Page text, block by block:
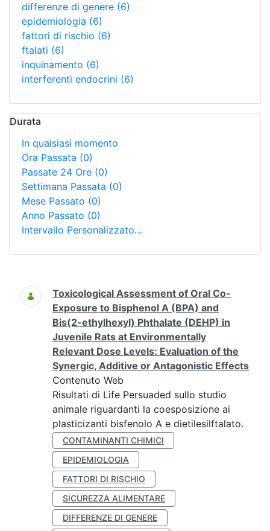
differenze di genere (6)
epidemiologia (6)
fattori di rischio (6)
ftalati (6)
inquinamento (6)
interferenti endocrini (6)
Durata
In qualsiasi momento
Ora Passata (0)
Passate 24 Ore (0)
Settimana Passata (0)
Mese Passato (0)
Anno Passato (0)
Intervallo Personalizzato…
Ricerca
Toxicological Assessment of Oral Co-
Exposure to Bisphenol A (BPA) and
Bis(2-ethylhexyl) Phthalate (DEHP) in
Juvenile Rats at Environmentally
Relevant Dose Levels: Evaluation of the
Synergic, Additive or Antagonistic Effects
Contenuto Web
Risultati di Life Persuaded sullo studio
animale riguardanti la coesposizione ai
plasticizanti bisfenolo A e dietilesilftalato.
CONTAMINANTI CHIMICI
EPIDEMIOLOGIA
FATTORI DI RISCHIO
SICUREZZA ALIMENTARE
DIFFERENZE DI GENERE